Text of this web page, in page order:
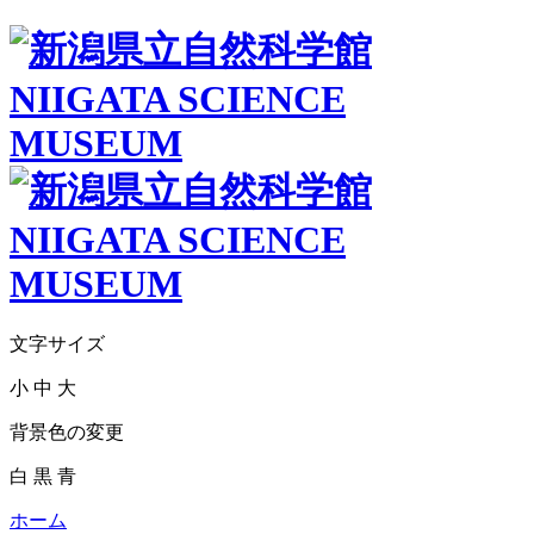
文字サイズ
小 中 大
背景色の変更
白 黒 青
ホーム